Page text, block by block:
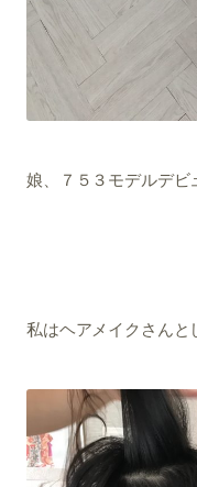
娘、７５３モデルデビ
私はヘアメイクさんと